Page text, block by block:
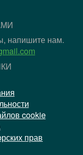
напишите нам.
cookie
прав